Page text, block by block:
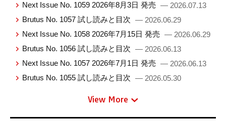
Next Issue No. 1059 2026年8月3日 発売 — 2026.07.13
Brutus No. 1057 試し読みと目次 — 2026.06.29
Next Issue No. 1058 2026年7月15日 発売 — 2026.06.29
Brutus No. 1056 試し読みと目次 — 2026.06.13
Next Issue No. 1057 2026年7月1日 発売 — 2026.06.13
Brutus No. 1055 試し読みと目次 — 2026.05.30
View More